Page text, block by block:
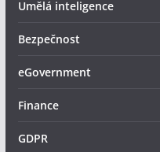
Umělá inteligence
Bezpečnost
eGovernment
Finance
GDPR